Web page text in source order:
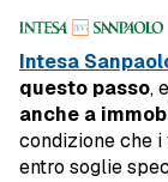
Intesa
questo passo,
anche a
condizione che
entro soglie